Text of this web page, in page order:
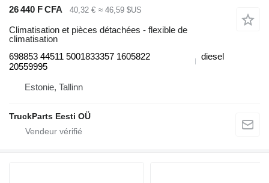
26 440 F CFA 40,32 € ≈ 46,59 $US
Climatisation et pièces détachées - flexible de
climatisation
698853 44511 5001833357 1605822
20559995
diesel
Estonie, Tallinn
TruckParts Eesti OÜ